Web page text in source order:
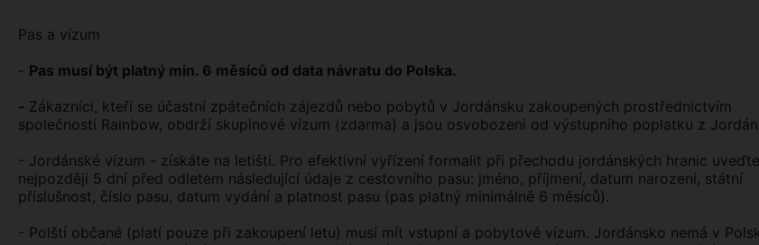
Pas a vízum
- Pas musí být platný min. 6 měsíců od data návratu do Polska.
- Zákazníci, kteří se účastní zpátečních zájezdů nebo pobytů v Jordánsku zakoupených prostřednictvím
společnosti Rainbow, obdrží skupinové vízum (zdarma) a jsou osvobozeni od výstupního poplatku z
- Jordánské vízum - získáte na letišti. Pro efektivní vyřízení formalit při přechodu jordánských hranic uveďte
nejpozději 5 dní před odletem následující údaje z cestovního pasu: jméno, příjmení, datum narození, státní
příslušnost, číslo pasu, datum vydání a platnost pasu (pas platný minimálně 6 měsíců).
- Polští občané (platí pouze při zakoupení letu) musí mít vstupní a pobytové vízum. Jordánsko nemá v